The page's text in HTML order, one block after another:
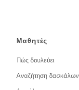
Μαθητές
Πώς δουλεύει
Αναζήτηση δασκάλων